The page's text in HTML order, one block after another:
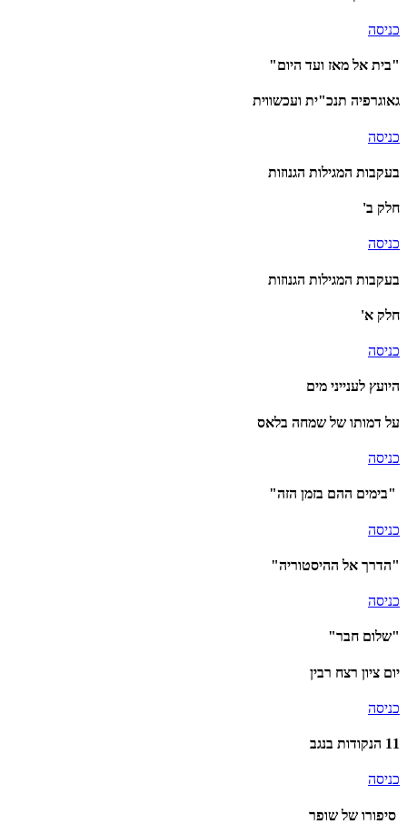
כניסה
"בית אל מאז ועד היום"
גאוגרפיה תנכ"ית ועכשווית
כניסה
בעקבות המגילות הגנוזות
חלק ב'
כניסה
בעקבות המגילות הגנוזות
חלק א'
כניסה
היועץ לענייני מים
על דמותו של שמחה בלאס
כניסה
"בימים ההם בזמן הזה"
כניסה
"הדרך אל ההיסטוריה"
כניסה
"שלום חבר"
יום ציון רצח רבין
כניסה
11 הנקודות בנגב
כניסה
סיפורו של שופר